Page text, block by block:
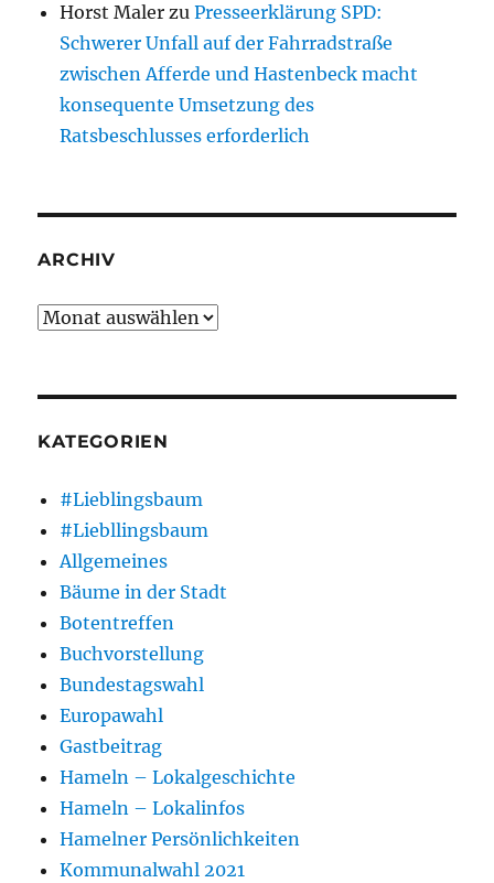
Horst Maler zuPresseerklärung SPD:
Schwerer Unfall auf der Fahrradstraße
zwischen Afferde und Hastenbeck macht
konsequente Umsetzung des
Ratsbeschlusses erforderlich
ARCHIV
Archiv
KATEGORIEN
#Lieblingsbaum
#Liebllingsbaum
Allgemeines
Bäume in der Stadt
Botentreffen
Buchvorstellung
Bundestagswahl
Europawahl
Gastbeitrag
Hameln – Lokalgeschichte
Hameln – Lokalinfos
Hamelner Persönlichkeiten
Kommunalwahl 2021